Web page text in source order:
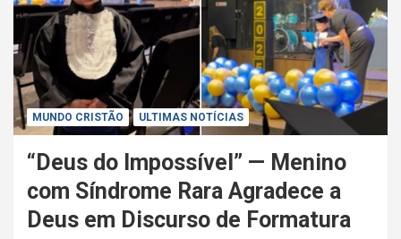
MUNDO CRISTÃO ULTIMAS NOTÍCIAS
“Deus do Impossível” — Menino
com Síndrome Rara Agradece a
Deus em Discurso de Formatura